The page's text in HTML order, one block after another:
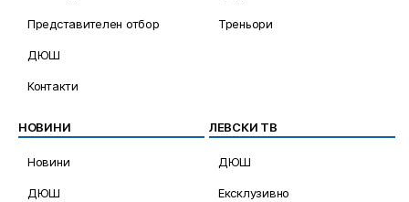
Представителен отбор
ДЮШ
Контакти
Треньори
НОВИНИ
Новини
ДЮШ
ЛЕВСКИ ТВ
ДЮШ
Ексклузивно